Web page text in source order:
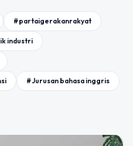
#partaigerakanrakyat
industri
#Jurusan bahasa inggris